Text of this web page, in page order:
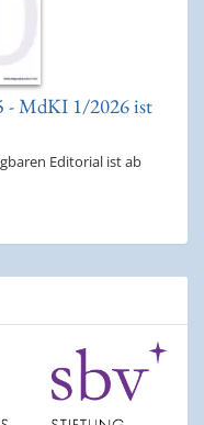
- MdKI 1/2026 ist
Editorial ist ab